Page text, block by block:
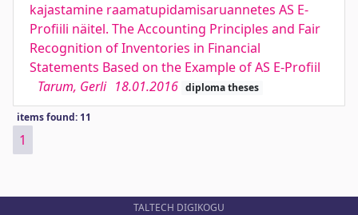
kajastamine raamatupidamisaruannetes AS E-
Profiili näitel. The Accounting Principles and Fair
Recognition of Inventories in Financial
Statements Based on the Example of AS E-Profiil
Tarum, Gerli 18.01.2016 diploma theses
items found: 11
1
TALTECH DIGIKOGU